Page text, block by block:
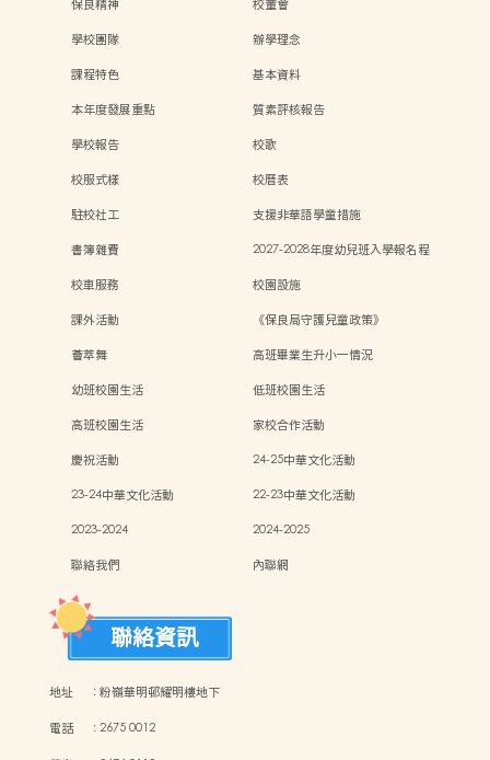
保良精神
校董會
學校團隊
辦學理念
課程特色
基本資料
本年度發展重點
質素評核報告
學校報告
校歌
校服式樣
校曆表
駐校社工
支援非華語學童措施
書簿雜費
2027-2028年度幼兒班入學報名程
校車服務
校園設施
課外活動
《保良局守護兒童政策》
薈萃舞
高班畢業生升小一情況
幼班校園生活
低班校園生活
高班校園生活
家校合作活動
慶祝活動
24-25中華文化活動
23-24中華文化活動
22-23中華文化活動
2023-2024
2024-2025
聯絡我們
內聯網
聯絡資訊
地址 :粉嶺華明邨耀明樓地下
電話 :2675 0012